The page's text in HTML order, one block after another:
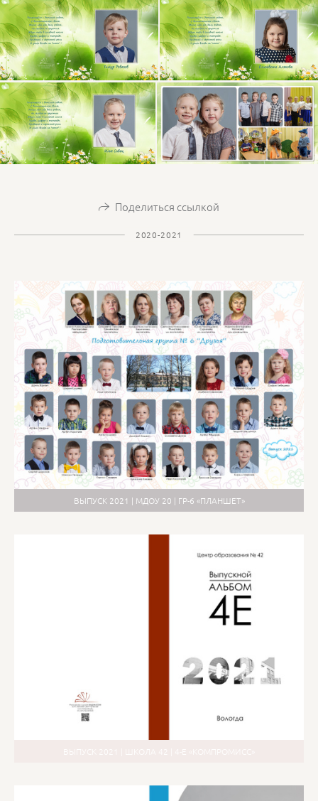
Поделиться ссылкой
2020-2021
ВЫПУСК 2021 | МДОУ 20 | ГР-6 «ПЛАНШЕТ»